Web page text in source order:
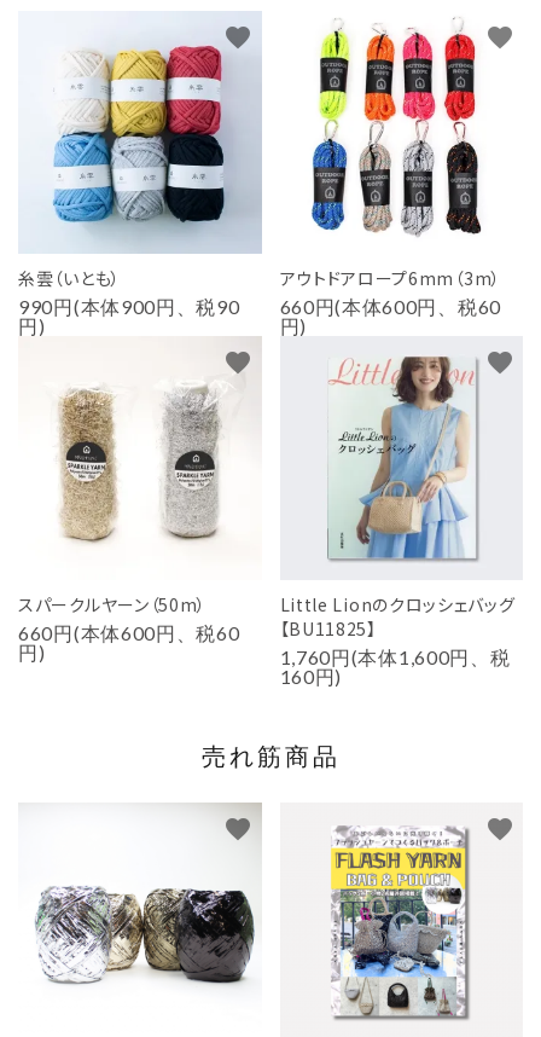
糸雲（いとも）
990円(本体900円、税90
円)
favorite
アウトドアロープ6mm（3m）
660円(本体600円、税60
円)
favorite
スパークルヤーン（50m）
660円(本体600円、税60
円)
favorite
Little Lionのクロッシェバッグ
【BU11825】
1,760円(本体1,600円、税
160円)
favorite
売れ筋商品
favorite favorite